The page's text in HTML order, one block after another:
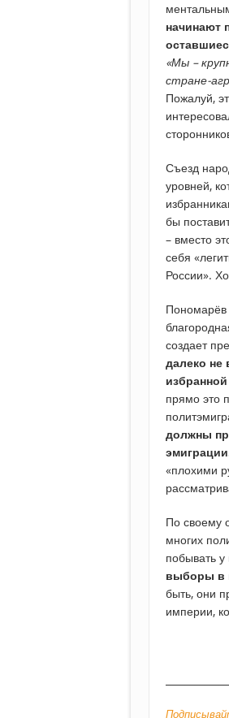
начинают
«Мы –
стране-
Пожалуй,
Съезд
уровней,
бы
– вместо
себя
России».
Пономарёв
создает
далеко не
прямо это
должны
«плохими
По своему
многих
побывать у
выборы в
быть, они
империи,